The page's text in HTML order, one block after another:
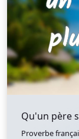
Qu'un père
Proverbe